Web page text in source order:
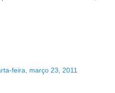
feira, março 23, 2011